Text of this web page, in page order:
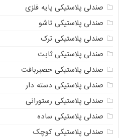
صندلی پلاستیکی پایه فلزی
صندلی پلاستیکی تاشو
صندلی پلاستیکی ترک
صندلی پلاستیکی ثابت
صندلی پلاستیکی حصیربافت
صندلی پلاستیکی دسته دار
صندلی پلاستیکی رستورانی
صندلی پلاستیکی ساده
صندلی پلاستیکی کوچک